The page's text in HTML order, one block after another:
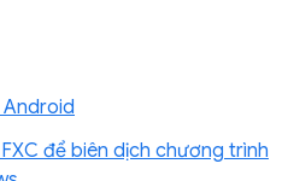
để biên dịch chương trình